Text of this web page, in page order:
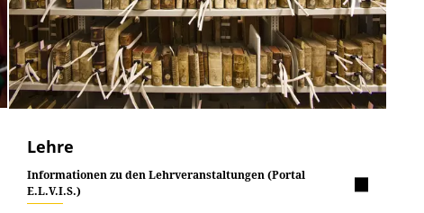
Lehre
Informationen zu den Lehrveranstaltungen (Portal
E.L.V.I.S.)